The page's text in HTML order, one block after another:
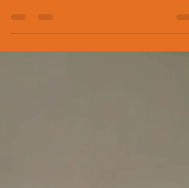
Todelliset, rehelliset ja kaunistelemattomat
vinkit helppoon ja nättiin pihaan Kuramuijan
oman kokemuksen rintaäänellä.